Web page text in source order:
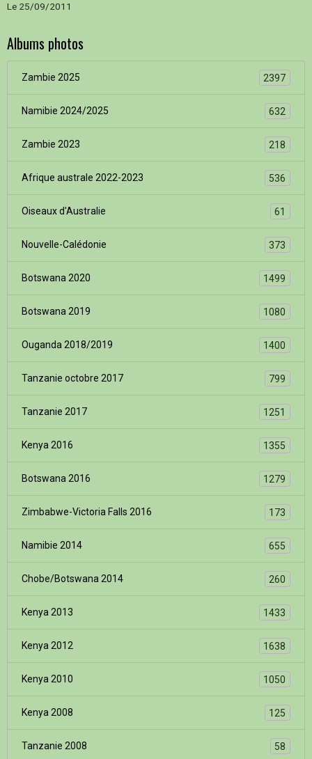
Le 25/09/2011
Albums photos
Zambie 2025 2397
Namibie 2024/2025 632
Zambie 2023 218
Afrique australe 2022-2023 536
Oiseaux d'Australie 61
Nouvelle-Calédonie 373
Botswana 2020 1499
Botswana 2019 1080
Ouganda 2018/2019 1400
Tanzanie octobre 2017 799
Tanzanie 2017 1251
Kenya 2016 1355
Botswana 2016 1279
Zimbabwe-Victoria Falls 2016 173
Namibie 2014 655
Chobe/Botswana 2014 260
Kenya 2013 1433
Kenya 2012 1638
Kenya 2010 1050
Kenya 2008 125
Tanzanie 2008 58